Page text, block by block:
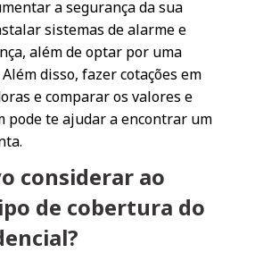
a segurança da sua
sistemas de alarme e
além de optar por uma
disso, fazer cotações em
e comparar os valores e
pode te ajudar a encontrar um
considerar ao
de cobertura do